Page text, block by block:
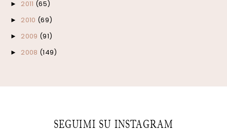
► 2011 (65)
► 2010 (69)
► 2009 (91)
► 2008 (149)
SEGUIMI SU INSTAGRAM